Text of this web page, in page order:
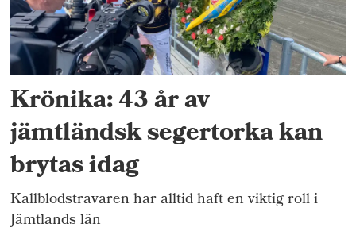
Krönika: 43 år av
jämtländsk segertorka kan
brytas idag
Kallblodstravaren har alltid haft en viktig roll i
Jämtlands län